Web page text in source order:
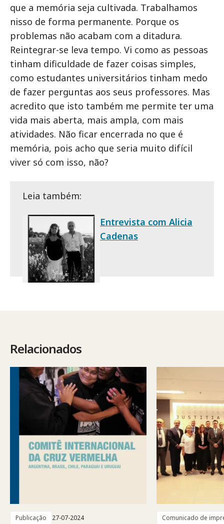
que a memória seja cultivada. Trabalhamos
nisso de forma permanente. Porque os
problemas não acabam com a ditadura.
Reintegrar-se leva tempo. Vi como as pessoas
tinham dificuldade de fazer coisas simples,
como estudantes universitários tinham medo
de fazer perguntas aos seus professores. Mas
acredito que isto também me permite ter uma
vida mais aberta, mais ampla, com mais
atividades. Não ficar encerrada no que é
memória, pois acho que seria muito difícil
viver só com isso, não?
Leia também:
Entrevista com Alicia
Cadenas
Relacionados
Publicação 27-07-2024 Comunicado de